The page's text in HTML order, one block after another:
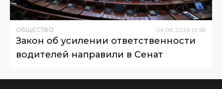
ОБЩЕСТВО 06 08 2026 10:58
Закон об усилении ответственности
водителей направили в Сенат